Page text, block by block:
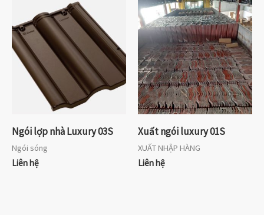
Ngói lợp nhà Luxury 03S
Ngói sóng
Liên hệ
Xuất ngói luxury 01S
XUẤT NHẬP HÀNG
Liên hệ